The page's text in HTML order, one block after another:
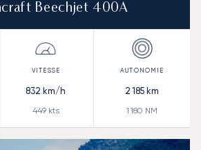
Beechjet 400A
832 km/h
449kts
2 185 km
1 180 NM